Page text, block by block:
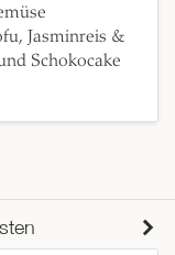
Jasminreis &
Schokocake